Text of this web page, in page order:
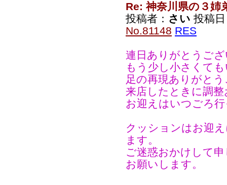
Re: 神奈川県の３姉
投稿者： さい 投稿
No.81148 RES
連日ありがとうご
もう少し小さくて
足の再現ありがと
来店したときに調
お迎えはいつごろ
クッションはお迎
ます。
ご迷惑おかけして
お願いします。